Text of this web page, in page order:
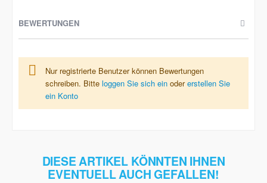
BEWERTUNGEN
Nur registrierte Benutzer können Bewertungen
schreiben. Bitte loggen Sie sich ein odererstellen Sie
ein Konto
DIESE ARTIKEL KÖNNTEN IHNEN
EVENTUELL AUCH GEFALLEN!